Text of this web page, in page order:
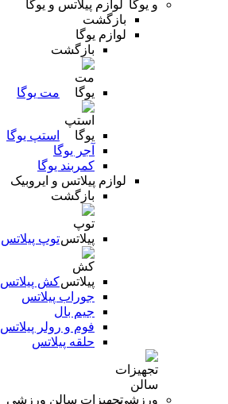
لوازم پیلاتس و یوگا
بازگشت
لوازم یوگا
بازگشت
مت یوگا
استپ یوگا
آجر یوگا
کمربند یوگا
لوازم پیلاتس و ایروبیک
بازگشت
توپ پیلاتس
کش پیلاتس
جوراب پیلاتس
جیم بال
فوم و رولر پیلاتس
حلقه پیلاتس
تجهیزات سالن ورزشی